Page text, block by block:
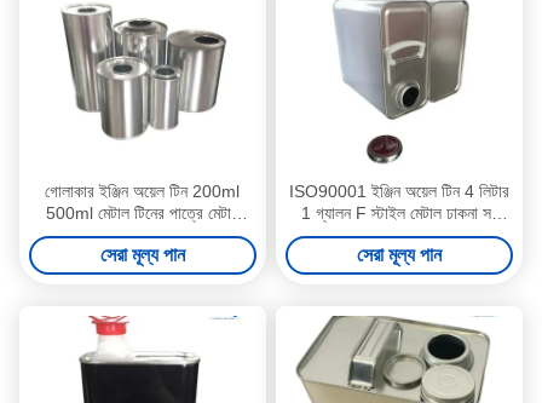
গোলাকার ইঞ্জিন অয়েল টিন 200ml
500ml মেটাল টিনের পাত্রে মেটাল
কভার
সেরা মূল্য পান
ISO90001 ইঞ্জিন অয়েল টিন 4 লিটার
1 গ্যালন F স্টাইল মেটাল ঢাকনা সহ
মেটাল প্যাকেজিং টিন
সেরা মূল্য পান